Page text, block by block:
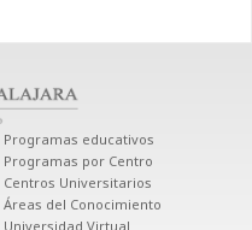
Programas educativos
Programas por Centro
Centros Universitarios
Áreas del Conocimiento
Universidad Virtual